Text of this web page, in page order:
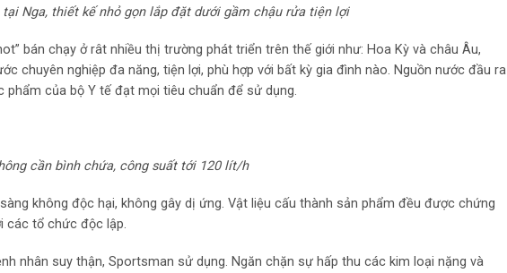
Nga, thiết kế nhỏ gọn lắp đặt dưới gầm chậu rửa tiện lợi
bán chạy ở rât nhiều thị trường phát triển trên thế giới như: Hoa Kỳ và châu Âu,
chuyên nghiệp đa năng, tiện lợi, phù hợp với bất kỳ gia đình nào. Nguồn nước đầu ra
của bộ Y tế đạt mọi tiêu chuẩn để sử dụng.
cần bình chứa, công suất tới 120 lít/h
không độc hại, không gây dị ứng. Vật liệu cấu thành sản phẩm đều được chứng
các tổ chức độc lập.
nhân suy thận, Sportsman sử dụng. Ngăn chặn sự hấp thu các kim loại nặng và